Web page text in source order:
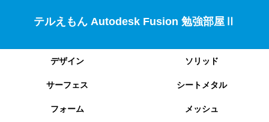
テルえもん Autodesk Fusion 勉強部屋Ⅱ
デザイン ソリッド
サーフェス シートメタル
フォーム メッシュ